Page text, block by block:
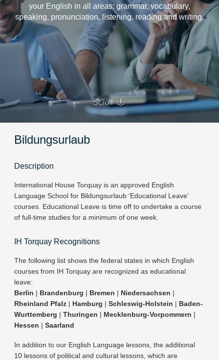
your English in all areas: grammar, vocabulary,
speaking, pronunciation, listening, reading and writing.
Scroll
Bildungsurlaub
Description
International House Torquay is an approved English
Language School for Bildungsurlaub ‘Educational Leave’
courses. Educational Leave is time off to undertake a course
of full-time studies for a minimum of one week.
IH Torquay Recognitions
The following list shows the federal states in which English
courses from IH Torquay are recognized as educational
leave:
Berlin | Brandenburg | Bremen | Niedersachsen |
Rheinland Pfalz | Hamburg | Schleswig-Holstein | Baden-
Wurttemberg | Thuringen | Mecklenburg-Vorpommern |
Hessen | Saarland
In addition to our English Language lessons, the additional
10 lessons of political and cultural lessons, which are